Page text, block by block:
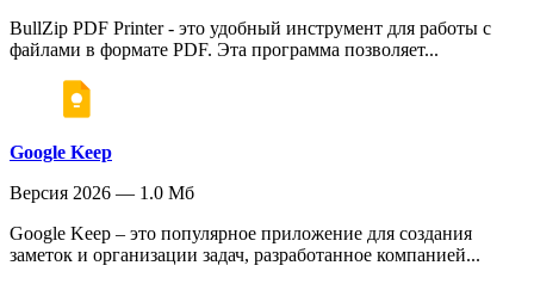
BullZip PDF Printer - это удобный инструмент для работы с
файлами в формате PDF. Эта программа позволяет...
Google Keep
Версия 2026 — 1.0 Мб
Google Keep – это популярное приложение для создания
заметок и организации задач, разработанное компанией...